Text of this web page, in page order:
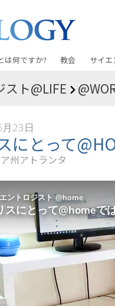
は何ですか?
たちが語るサイエ
に会いましょう
基本原理
の紹介
教会
教会を探す
上級
オーガニゼーシ
フラッグ･ラン
サイエントロ
世界にもたらす
サイ
グラン
デビ
ト@LIFE
23日
にとって
州アトランタ